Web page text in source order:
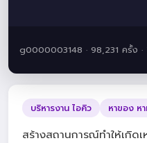
g0000003148 · 98,231 ครั้ง
บริหารงาน ไอคิว หาของ ห
สร้างสถานการณ์ทำให้เกิ